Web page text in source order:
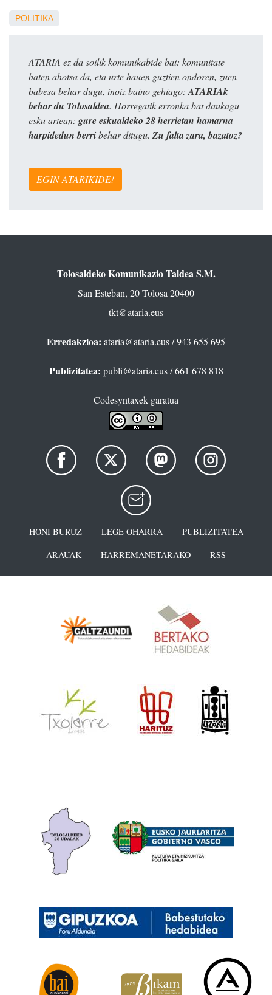
POLITIKA
ATARIA ez da soilik komunikabide bat: komunitate
baten ahotsa da, eta urte hauen guztien ondoren, zuen
babesa behar dugu, inoiz baino gehiago:ATARIAk
behar du Tolosaldea. Horregatik erronka bat daukagu
esku artean: gure eskualdeko 28 herrietan hamarna
harpidedun berribehar ditugu. Zu falta zara, bazatoz?
EGIN ATARIKIDE!
Tolosaldeko Komunikazio Taldea S.M.
San Esteban, 20 Tolosa 20400
tkt@ataria.eus
Erredakzioa: ataria@ataria.eus/ 943 655 695
Publizitatea: publi@ataria.eus/ 661 678 818
Codesyntaxek garatua
HONI BURUZ LEGE OHARRA
PUBLIZITATEA
ARAUAK
HARREMANETARAKO RSS